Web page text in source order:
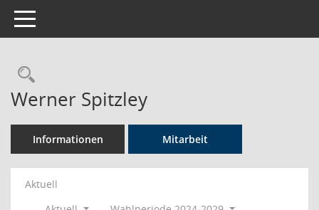
Toggle navigation
Rechercheauswahl
Werner Spitzley
Informationen Mitarbeit
Aktuell